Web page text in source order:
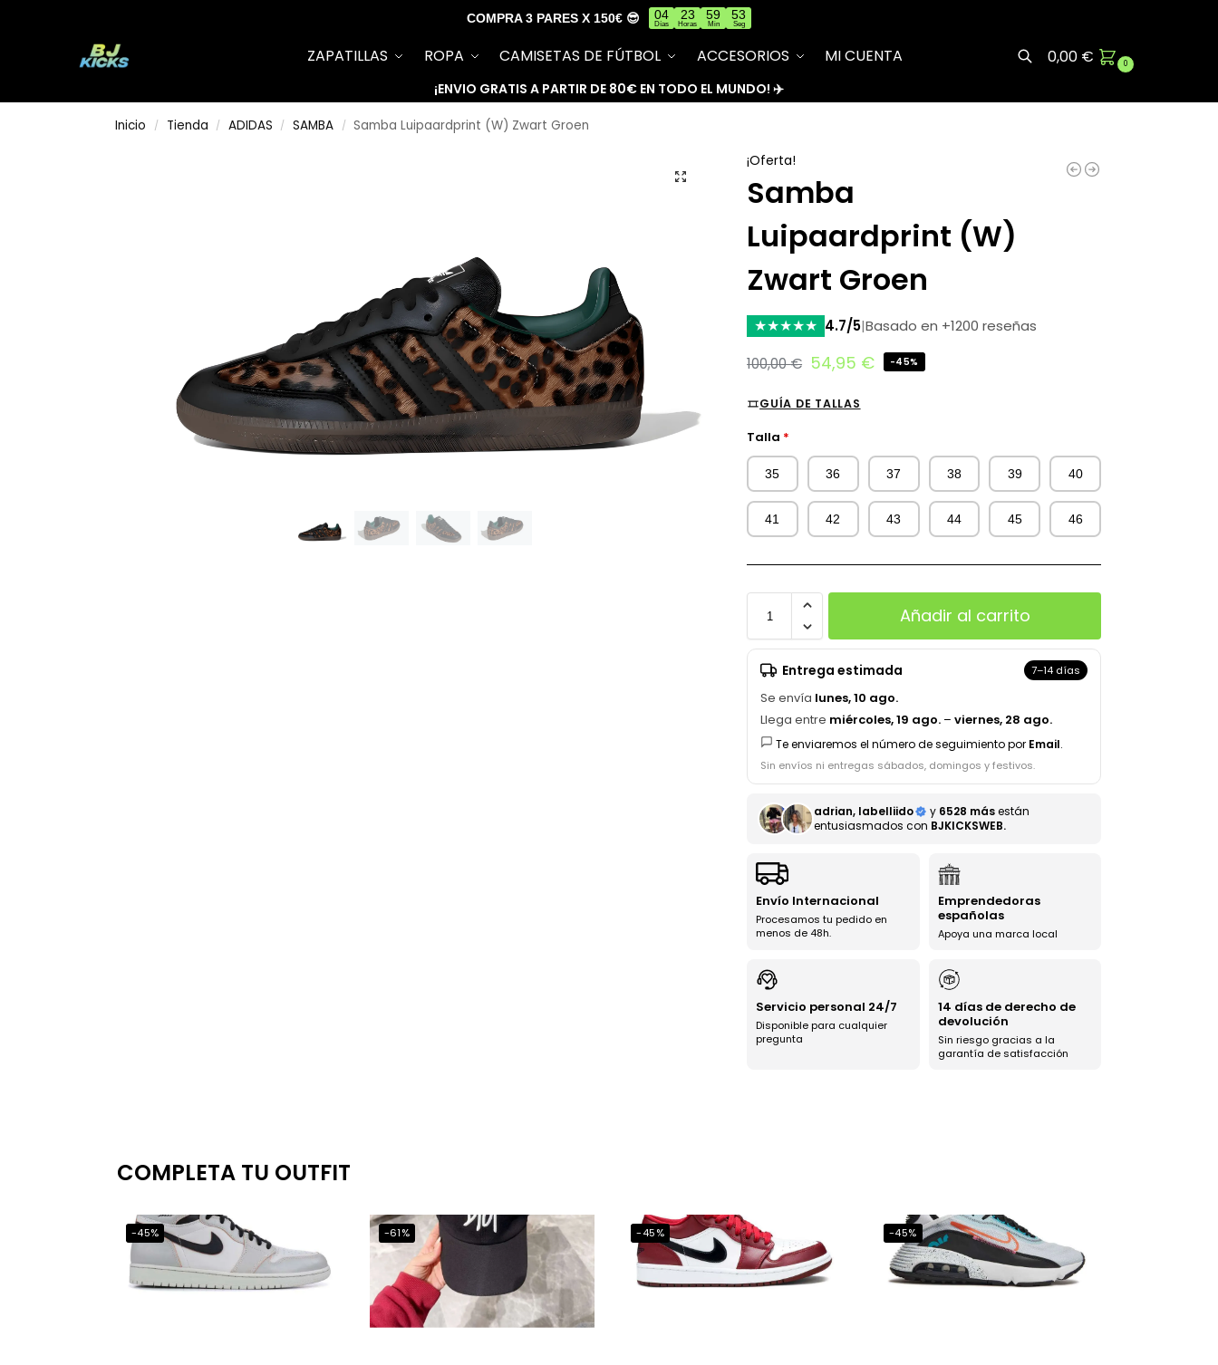
COMPRA 3 PARES X 150€ 😎 04
Días
23
Horas
59
Min
52
Seg
ZAPATILLAS ROPA CAMISETAS DE FÚTBOL ACCESORIOS MI CUENTA 0,00 € 0
¡ENVIO GRATIS A PARTIR DE 80€ EN TODO EL MUNDO! ✈️
Inicio / Tienda / ADIDAS / SAMBA / Samba Luipaardprint (W) Zwart Groen
¡Oferta!
Samba
Luipaardprint (W)
Zwart Groen
★★★★★ 4.7/5|Basado en +1200 reseñas
100,00€ 54,95 € -45%
GUÍA DE TALLAS
Talla *
35 36 37 38 39 40
41 42 43 44 45 46
Añadir al carrito
Entrega estimada 7–14 días
Se envía lunes, 10 ago.
Llega entre miércoles, 19 ago. – viernes, 28 ago.
Te enviaremos el número de seguimiento por Email.
Sin envíos ni entregas sábados, domingos y festivos.
adrian, labelliido y 6528 másestán
entusiasmados con BJKICKSWEB.
Envío Internacional
Procesamos tu pedido en
menos de 48h.
Emprendedoras
españolas
Apoya una marca local
Servicio personal 24/7
Disponible para cualquier
pregunta
14 días de derecho de
devolución
Sin riesgo gracias a la
garantía de satisfacción
COMPLETA TU OUTFIT
-45% -61% -45% -45%